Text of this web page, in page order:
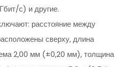
с) и другие.
расстояние между
сверху, длина
2,00 мм (±0,20 мм), толщина